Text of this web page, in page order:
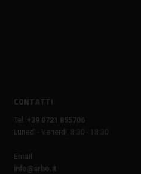
CONTATTI
Tel:
+39 0721 855706
Lunedì - Venerdì, 8:30 - 18:30
Email:
info@arbo.it